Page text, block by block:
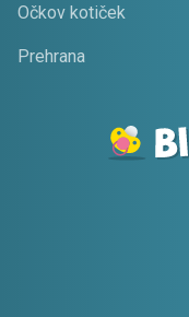
Očkov kotiček
Prehrana